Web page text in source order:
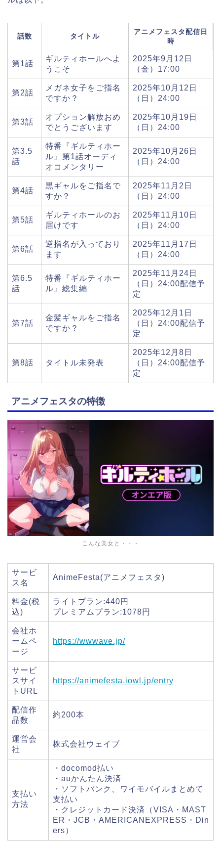
話数 タイトル
アニメフェスタ配信日
時
第1話
ギルティホールへよ
うこそ
2025年9月12日
（金）17:00
第2話
メガネ女子をご指名
ですか？
2025年10月12日
（日）24:00
第3話
オプション解放おめ
でとうございます
2025年10月19日
（日）24:00
第3.5
話
特番『ギルティホー
ル』第1話オーディ
オコメンタリー
2025年10月26日
（日）24:00
第4話
黒ギャルをご指名で
すか？
2025年11月2日
（日）24:00
第5話
ギルティホールのお
届けです
2025年11月10日
（日）24:00
第6話
逆指名が入っており
ます
2025年11月17日
（日）24:00
第6.5
話
特番『ギルティホー
ル』総集編
2025年11月24日
（日）24:00配信予
定
第7話
金髪ギャルをご指名
ですか？
2025年12月1日
（日）24:00配信予
定
第8話 タイトル未発表
2025年12月8日
（日）24:00配信予
定
アニメフェスタの特徴
こんな美女と・・・
サービ
ス名
AnimeFesta(アニメフェスタ)
料金(税
込)
ライトプラン:440円
プレミアムプラン:1078円
会社ホ
ームペ
ージ
https://wwwave.jp/
サービ
スサイ
トURL
https://animefesta.iowl.jp/entry
配信作
品数
約200本
運営会
社
株式会社ウェイブ
支払い
方法
・docomod払い
・auかんたん決済
・ソフトバンク、ワイモバイルまとめて
支払い
・クレジットカード決済（VISA・MAST
ER・JCB・AMERICANEXPRESS・Din
ers）